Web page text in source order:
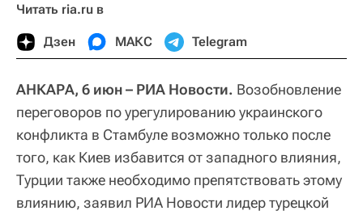
Читать ria.ru в
Дзен МАКС Telegram
АНКАРА, 6 июн – РИА Новости. Возобновление
переговоров по урегулированию украинского
конфликта в Стамбуле возможно только после
того, как Киев избавится от западного влияния,
Турции также необходимо препятствовать этому
влиянию, заявил РИА Новости лидер турецкой